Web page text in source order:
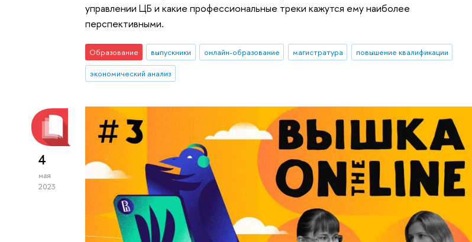
управлении ЦБ и какие профессиональные треки кажутся ему наиболее
перспективными.
Образование выпускники онлайн-образование магистратура
повышение квалификации
экономический анализ
4
мая
2023